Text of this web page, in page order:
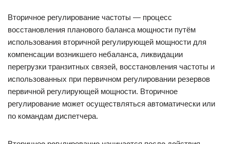
Вторичное регулирование частоты — процесс
восстановления планового баланса мощности путём
использования вторичной регулирующей мощности для
компенсации возникшего небаланса, ликвидации
перегрузки транзитных связей, восстановления частоты и
использованных при первичном регулировании резервов
первичной регулирующей мощности. Вторичное
регулирование может осуществляться автоматически или
по командам диспетчера.